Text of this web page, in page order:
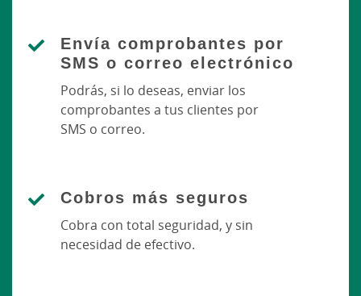
Envía comprobantes por
SMS o correo electrónico
Podrás, si lo deseas, enviar los
comprobantes a tus clientes por
SMS o correo.
Cobros más seguros
Cobra con total seguridad, y sin
necesidad de efectivo.